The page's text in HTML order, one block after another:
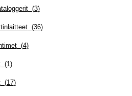
(3)
(36)
(4)
(1 )
(17)